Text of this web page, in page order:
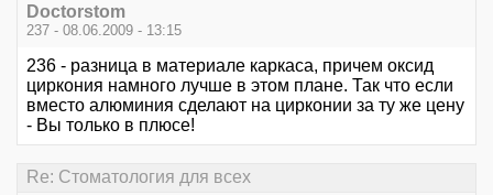
Doctorstom
237 - 08.06.2009 - 13:15
236 - разница в материале каркаса, причем оксид
циркония намного лучше в этом плане. Так что если
вместо алюминия сделают на цирконии за ту же цену
- Вы только в плюсе!
Re: Стоматология для всех